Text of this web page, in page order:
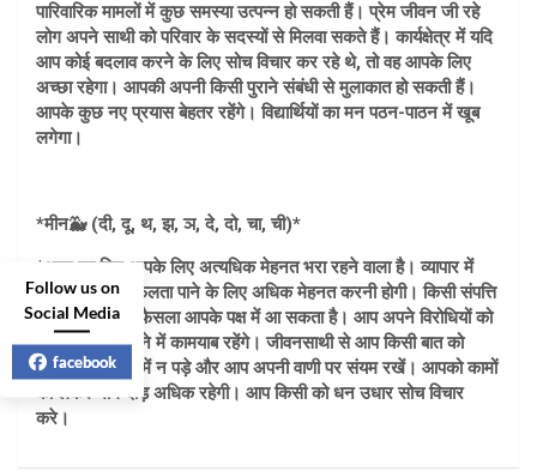
पारिवारिक मामलों में कुछ समस्या उत्पन्न हो सकती हैं। प्रेम जीवन जी रहे
लोग अपने साथी को परिवार के सदस्यों से मिलवा सकते हैं। कार्यक्षेत्र में यदि
आप कोई बदलाव करने के लिए सोच विचार कर रहे थे, तो वह आपके लिए
अच्छा रहेगा। आपकी अपनी किसी पुराने संबंधी से मुलाकात हो सकती हैं।
आपके कुछ नए प्रयास बेहतर रहेंगे। विद्यार्थियों का मन पठन-पाठन में खूब
लगेगा।
*मीन🐳 (दी, दू, थ, झ, ञ, दे, दो, चा, ची)*
*आज का दिन आपके लिए अत्यधिक मेहनत भरा रहने वाला है। व्यापार में
आपको अच्छी सफलता पाने के लिए अधिक मेहनत करनी होगी। किसी संपत्ति
संबंधित मामले में फैसला आपके पक्ष में आ सकता है। आप अपने विरोधियों को
आसानी से मात देने में कामयाब रहेंगे। जीवनसाथी से आप किसी बात को
लेकर बहस बाजी में न पड़े और आप अपनी वाणी पर संयम रखें। आपको कामों
को लेकर भाग दौड़ अधिक रहेगी। आप किसी को धन उधार सोच विचार
करे।
Follow us on
Social Media
facebook